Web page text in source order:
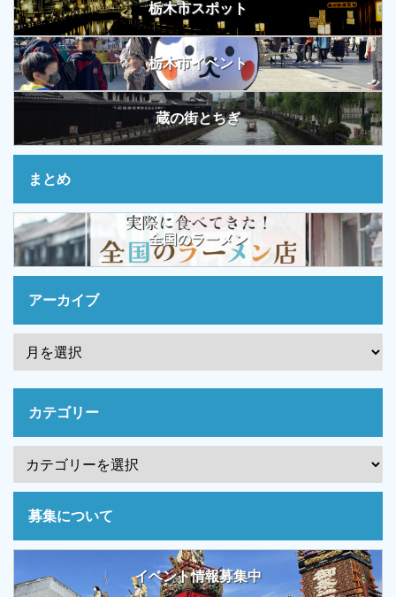
栃木市スポット
栃木市イベント
蔵の街とちぎ
まとめ
全国のラーメン
アーカイブ
カテゴリー
募集について
イベント情報募集中